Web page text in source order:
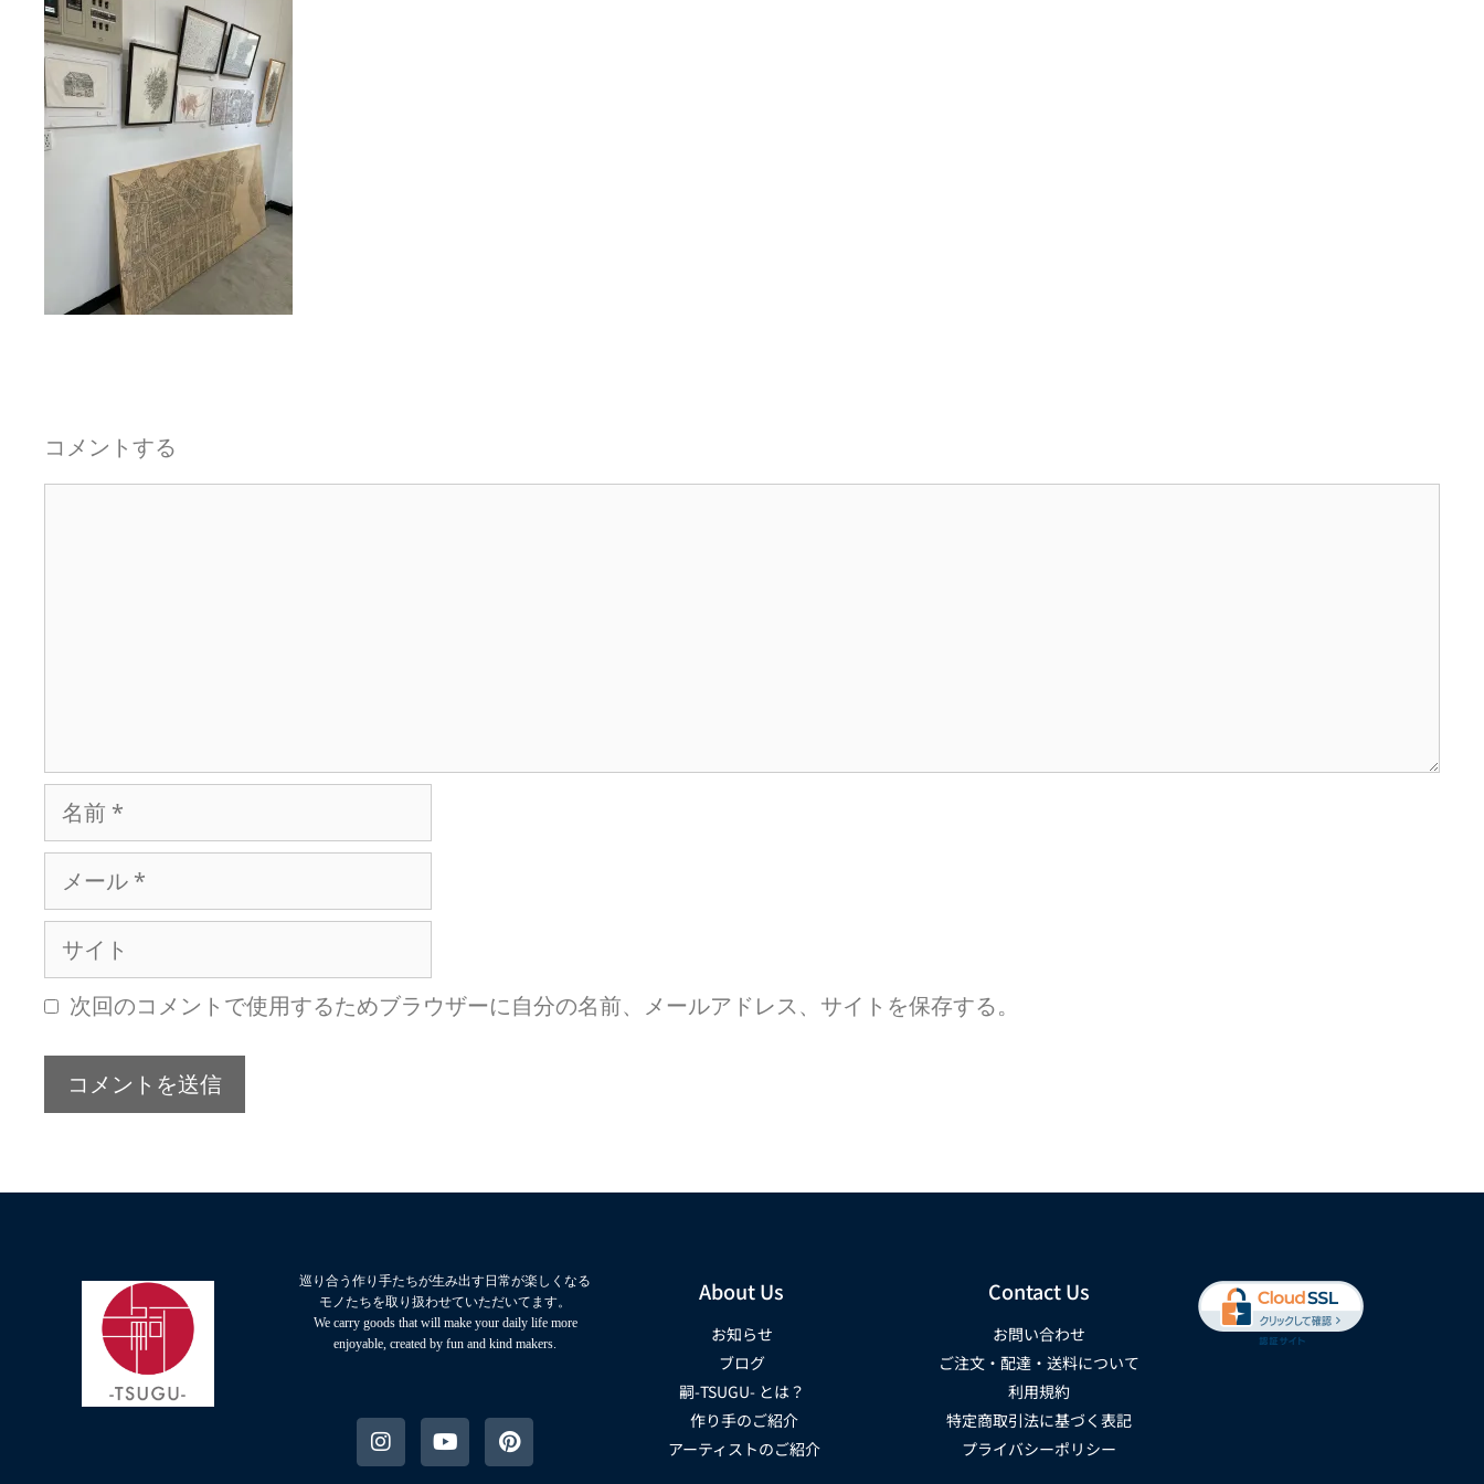
コメントする
次回のコメントで使用するためブラウザーに自分の名前、メールアドレス、サイトを保存する。
巡り合う作り手たちが生み出す日常が楽しくなる
モノたちを取り扱わせていただいてます。
We carry goods that will make your daily life more
enjoyable, created by fun and kind makers.
About Us
お知らせ
ブログ
嗣-TSUGU- とは？
作り手のご紹介
アーティストのご紹介
Contact Us
お問い合わせ
ご注文・配達・送料について
利用規約
特定商取引法に基づく表記
プライバシーポリシー